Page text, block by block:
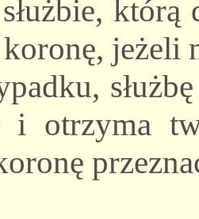
którą
jeżeli
i otrzyma